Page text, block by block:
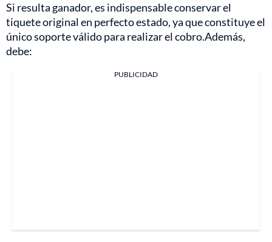
Si resulta ganador, es indispensable conservar el
tiquete original en perfecto estado, ya que constituye el
único soporte válido para realizar el cobro.Además,
debe:
PUBLICIDAD